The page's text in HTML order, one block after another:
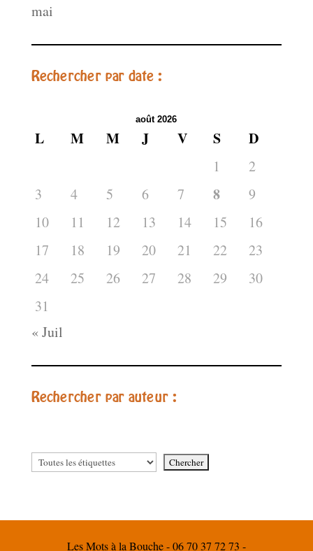
mai
Rechercher par date :
août 2026
L M M J V S D
1
2
3
4 5 6 7 8
9
10
11 12 13 14 15
16
17
18 19 20 21 22
23
24
25 26 27 28 29
30
31
« Juil
Rechercher par auteur :
Les Mots à la Bouche - 06 70 37 72 73 -